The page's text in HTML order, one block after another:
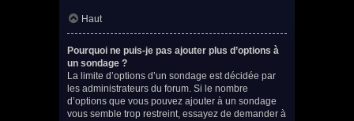
Haut
Pourquoi ne puis-je pas ajouter plus d’options à
un sondage ?
La limite d’options d’un sondage est décidée par
les administrateurs du forum. Si le nombre
d’options que vous pouvez ajouter à un sondage
vous semble trop restreint, essayez de demander à